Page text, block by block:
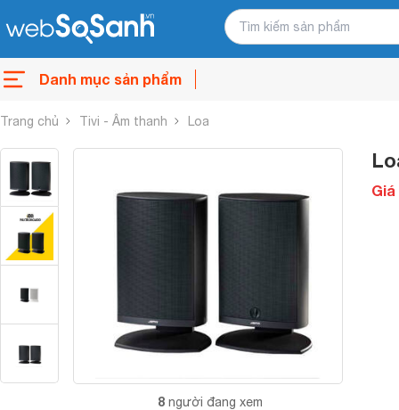
Danh mục sản phẩm
Trang chủ Tivi - Âm thanh Loa
8 người đang xem
Giá